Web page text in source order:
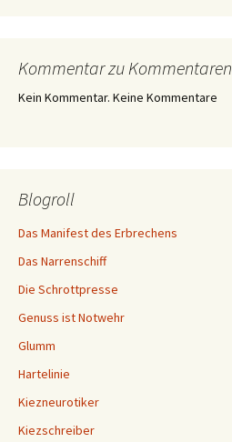
Kommentar zu Kommentaren
Kein Kommentar. Keine Kommentare
Blogroll
Das Manifest des Erbrechens
Das Narrenschiff
Die Schrottpresse
Genuss ist Notwehr
Glumm
Hartelinie
Kiezneurotiker
Kiezschreiber